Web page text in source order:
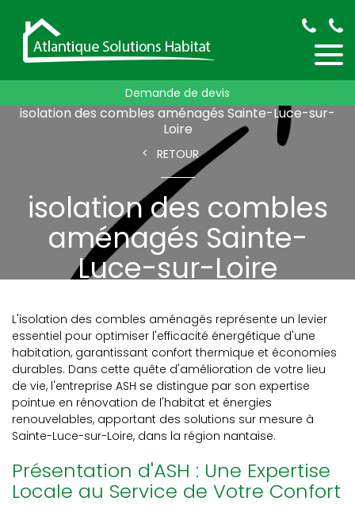
Demande de devis
Accueil
isolation des combles
isolation des combles aménagés
isolation des combles aménagés Sainte-Luce-sur-
Loire
RETOUR
isolation des combles
aménagés Sainte-
Luce-sur-Loire
L'isolation des combles aménagés représente un levier
essentiel pour optimiser l'efficacité énergétique d'une
habitation, garantissant confort thermique et économies
durables. Dans cette quête d'amélioration de votre lieu
de vie, l'entreprise ASH se distingue par son expertise
pointue en rénovation de l'habitat et énergies
renouvelables, apportant des solutions sur mesure à
Sainte-Luce-sur-Loire, dans la région nantaise.
Présentation d'ASH : Une Expertise
Locale au Service de Votre Confort